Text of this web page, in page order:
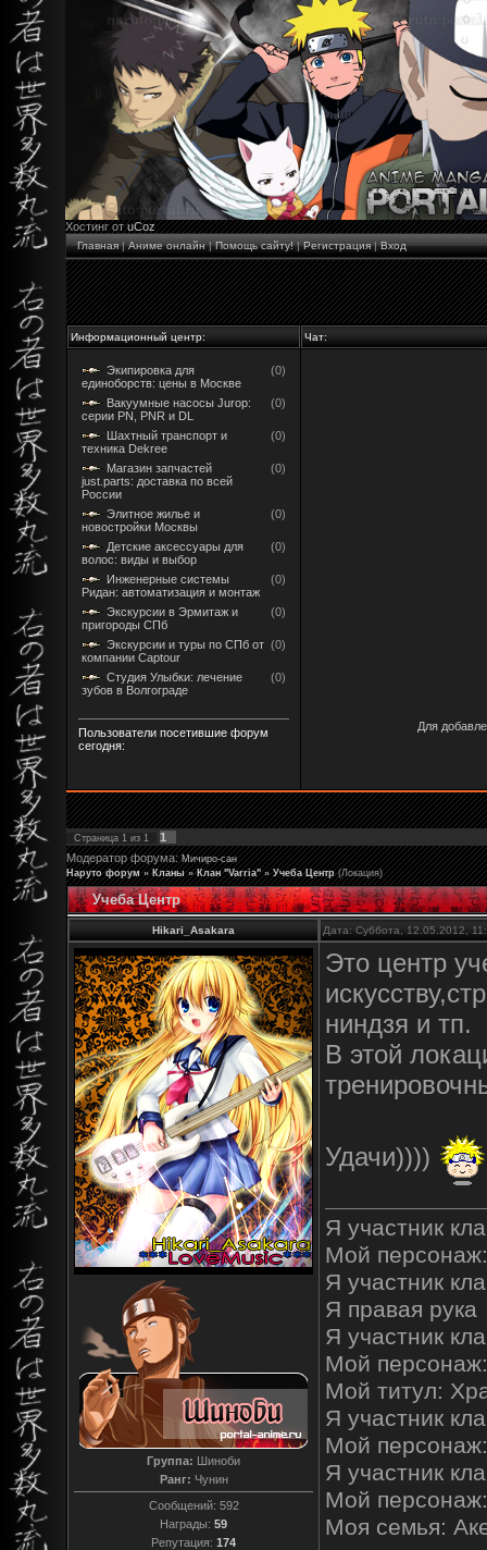
Хостинг отuCoz
Главная|Аниме онлайн|Помощь сайту!|Регистрация|Вход
Информационный центр: Чат:
Экипировка для
единоборств: цены в Москве
(0)
Вакуумные насосы Jurop:
серии PN, PNR и DL
(0)
Шахтный транспорт и
техника Dekree
(0)
Магазин запчастей
just.parts: доставка по всей
России
(0)
Элитное жилье и
новостройки Москвы
(0)
Детские аксессуары для
волос: виды и выбор
(0)
Инженерные системы
Ридан: автоматизация и монтаж
(0)
Экскурсии в Эрмитаж и
пригороды СПб
(0)
Экскурсии и туры по СПб от
компании Captour
(0)
Студия Улыбки: лечение
зубов в Волгограде
(0)
Пользователи посетившие форум
сегодня:
Для
Страница 1 из 1
1
Модератор форума:Мичиро-сан
Наруто форум » Кланы » Клан "Varria" » Учеба Центр (Локация)
Учеба Центр
Hikari_Asakara Дата: Суббота, 12.05.2012,
Группа: Шиноби
Ранг: Чунин
Сообщений: 592
Награды: 59
Репутация: 174
Это центр
ниндзя и тп.
В этой
Удачи))))
Я участник
Мой
Я участник
Я правая рука
Я участник
Мой
Мой титул:
Я участник
Мой
Я участник
Мой
Моя семья: